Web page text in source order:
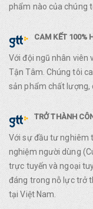
phẩm nào của chúng
CAM KẾT 100%
Với đội ngũ nhân viên
Tận Tâm. Chúng tôi
sản phẩm chất lượng,
TRỞ THÀNH
Với sự đầu tư nghiêm
nghiệm người dùng
trực tuyến và ngoại
đáng trong nỗ lực trở
tại Việt Nam.